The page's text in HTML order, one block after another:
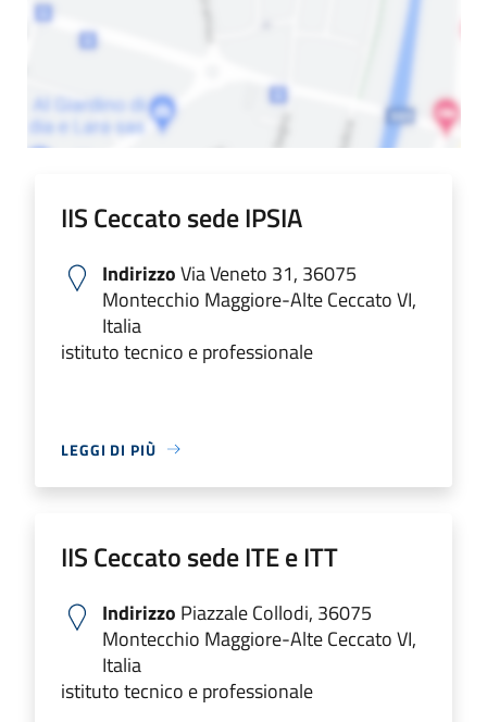
IIS Ceccato sede IPSIA
IndirizzoVia Veneto 31, 36075
Montecchio Maggiore-Alte Ceccato VI,
Italia
istituto tecnico e professionale
LEGGI DI PIÙ
IIS Ceccato sede ITE e ITT
Indirizzo Piazzale Collodi, 36075
Montecchio Maggiore-Alte Ceccato VI,
Italia
istituto tecnico e professionale